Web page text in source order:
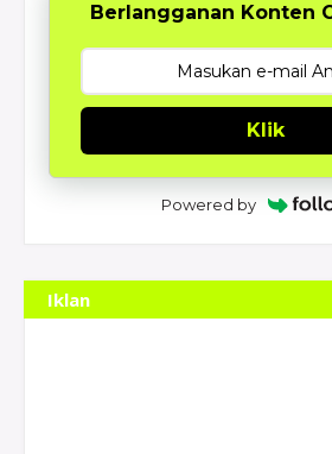
Berlangganan Konten
Klik
Powered by
Iklan